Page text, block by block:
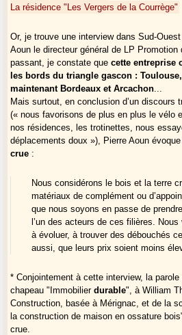
La résidence "Les Vergers de la Courrège"
Or, je trouve une interview dans Sud-
Aoun le directeur général de LP
passant, je constate quecette entreprise
les bords du triangle gascon :
maintenant Bordeaux et Arcachon
Mais surtout, en conclusion d’un discours
(« nous favorisons de plus en plus le vélo
nos résidences, les trotinettes, nous
déplacements doux »), Pierre Aoun évoque
crue :
Nous considérons le bois et la terre
matériaux de complément ou
que nous soyons en passe de
l’un des acteurs de ces filières.
à évoluer, à trouver des débouchés
aussi, que leurs prix soient moins
* Conjointement à cette interview, la
chapeau "Immobilierdurable", à William
Construction, basée à Mérignac, et de la
la construction de maison en ossature
crue.